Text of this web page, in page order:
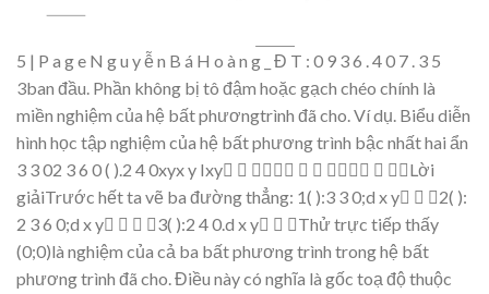
5 | P a ge N gu yễ n B á H o à n g Đ T : 0 9 36 .40 7 . 3 5
3ban đầu. Phần không bị tô đậm hoặc gạch chéo chính là
miền nghiệm của hệ bấtphươngtrình đã cho.Ví dụ. Biểu diễn
hình học tập nghiệm của hệ bất phương trình bậc nhất hai ẩn
3 302 36 0( ).2 40xyxy Ixy       Lời
giảiTrước hết ta vẽ ba đường thẳng: 1( ):3 30;d xy  2( ):
2 36 0;d xy   3( ):2 40.d xy  Thửtrực tiếp thấy
(0;0)là nghiệm của cả ba bấtphươngtrình trong hệ bất
phương trình đã cho.Điều nàycó nghĩa là gốc toạ độthuộc